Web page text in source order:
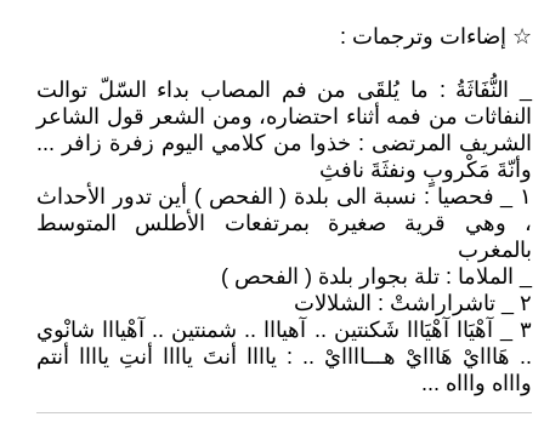
☆ إضاءات وترجمات :
_ النُّفَاثَةُ : ما يُلقَى من فم المصاب بداء السّلّ توالت
النفاثات من فمه أثناء احتضاره، ومن الشعر قول الشاعر
الشريف المرتضى : خذوا من كلامي اليوم زفرة زافر ...
وأنّةَ مَكْروبٍ ونفثَةَ نافثِ
١ _ فحصيا : نسبة الى بلدة ( الفحص ) أين تدور الأحداث
، وهي قرية صغيرة بمرتفعات الأطلس المتوسط
بالمغرب
_ الملاما : تلة بجوار بلدة ( الفحص )
٢ _ تاشراراشتْ : الشلالات
٣ _ آهْيَاا آهْيَااا شَكنتين .. آهيااا .. شمنتين .. آهْيااا شانْوي
.. هَااايْ هَااايْ هـــاااايْ .. : ياااا أنتَ ياااا أنتِ ياااا أنتم
واااه واااه ...